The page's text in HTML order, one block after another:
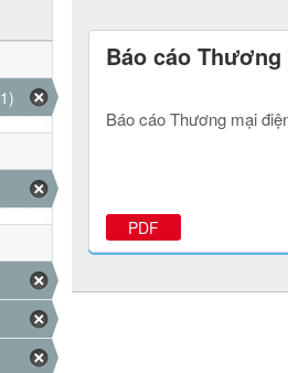
Báo cáo
Báo cáo Thương mại
PDF